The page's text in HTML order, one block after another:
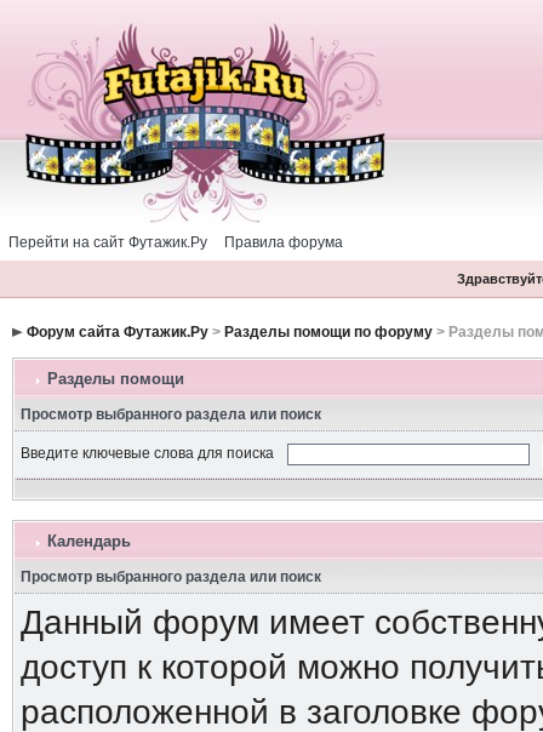
Перейти на сайт Футажик.Ру Правила форума
Форум сайта Футажик.Ру> Разделы помощи по форуму> Разделы
Разделы помощи
Просмотр выбранного раздела или поиск
Введите ключевые слова для поиска
Календарь
Просмотр выбранного раздела или поиск
Данный форум имеет
доступ к которой можно
расположенной в заголовке